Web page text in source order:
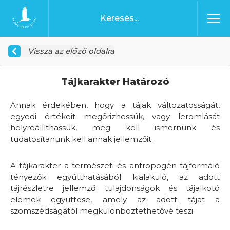
Ugrás a tartalomhoz
Főoldal
Vissza az előző oldalra
Tájkarakter Határozó
Annak érdekében, hogy a tájak változatosságát,
egyedi értékeit megőrizhessük, vagy leromlását
helyreállíthassuk, meg kell ismernünk és
tudatosítanunk kell annak jellemzőit.
A tájkarakter a természeti és antropogén tájformáló
tényezők együtthatásából kialakuló, az adott
tájrészletre jellemző tulajdonságok és tájalkotó
elemek együttese, amely az adott tájat a
szomszédságától megkülönböztethetővé teszi.